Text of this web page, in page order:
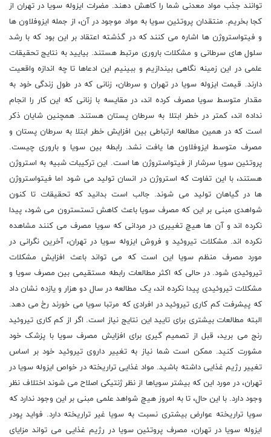
توانند جذب مواد معدنی شما را کاهش دهند. مضرات ایزوله سویا در تهران از
کجا بخریم. منتقدان پروتئین سویا به مواد موجود در آن، از جمله ایزوفلاون ها
و فیتواستروژن ها اشاره می کنند که در گذشته اعتقاد بر این بود که با رشد
سلول های سرطانی و مشکلات باروری مرتبط هستند. بیایید به نتایج تحقیقات
علمی در این زمینه نگاهی بیندازیم و ببینیم این ادعاها تا چه اندازه واقعیت
دارند. قیمت ایزوله سویا در تهران و سرطان، زنانی که در طول زندگی خود به
مقدار متوسط سویا مصرف کرده اند، در مقایسه با زنانی که این کار را انجام
نداده اند، کمتر در خطر ابتلا به سرطان پستان هستند. همچنین شایان ذکر
است که در همین مطالعه ارتباطی بین افزایش خطر ابتلا به سرطان پستان و
مصرف متوسط ایزوفلاون ها یافت نشد. رابطه بین سویا و باروری چیست.
پروتئین سویا سرشار از فیتواستروژن ها است. این ترکیبات شبیه به استروژن
هستند، با این تفاوت که استروژن در انسان تولید می شود اما فیتواستروژن
ها در گیاهان تولید می شوند. جالب است بدانید که تحقیقات تا کنون
شواهدی مبنی بر این که مصرف سویا باعث کاهش تستسترون می شود، پیدا
نکرده اند و آن ها هیچ تغییری در مردانی که سویا مصرف می کنند مشاهده
نکرده اند. مشکلات تیروئید و فروش ایزوله سویا در تهران، آخرین نگرانی در
مورد مصرف منظم سویا این است که می تواند باعث افزایش مشکلات
تیروئیدی شود. در حالی که اکثر مطالعات رابطه مستقیمی بین مصرف سویا و
مشکلات تیروئیدی پیدا نکرده اند، یک مطالعه در سال دو هزار و یازده نشان داد
که پیشرفت کم کاری تیروئید در افرادی که مرتبا سویا می خورند رخ می دهد.
البته مطالعات بیشتری برای تایید این نتایج نیاز است. اگر از کم کاری تیروئید
رنج می برید، قبل از تصمیم گیری برای افزایش مصرف سویا با پزشک خود
مشورت کنید. ممکن است شما نیاز به تغییر داروی تیروئید خود بر اساس
تغییر رژیم غذایی داشته باشید. مواد غذایی تراریخته در خواص ایزوله سویا در
تهران، در مورد این که بیشتر سویاها از نظر ژنتیکی اصلاح می شوند اختلاف نظر
وجود دارد. با این حال، تا به امروز هیچ شواهد علمی مبنی بر این وجود ندارد که
سویا تراریخته عوارض بیشتری نسبت به سویا غیر تراریخته دارد. فواید پودر
ایزوله سویا در تهران، مصرف پروتئین سویا در رژیم غذایی می تواند مزایای